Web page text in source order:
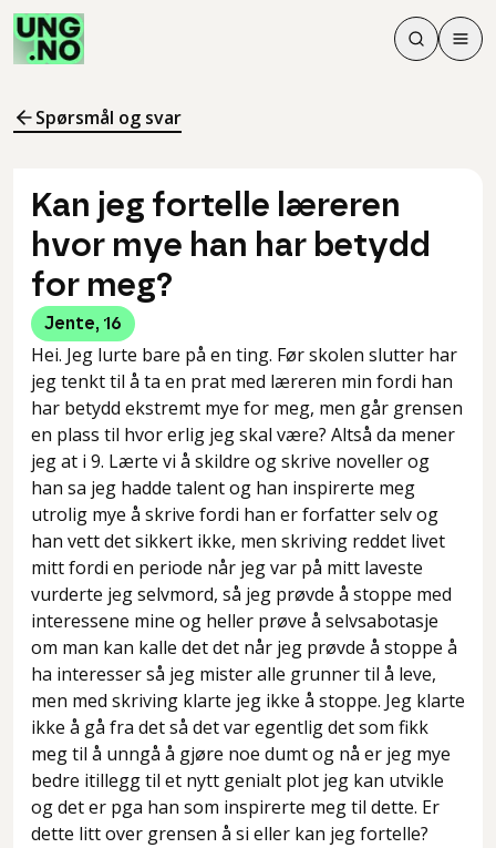
Søk
Søk
Meny
Spørsmål og svar
Kan jeg fortelle læreren
hvor mye han har betydd
for meg?
Jente, 16
Hei. Jeg lurte bare på en ting. Før skolen slutter har
jeg tenkt til å ta en prat med læreren min fordi han
har betydd ekstremt mye for meg, men går grensen
en plass til hvor erlig jeg skal være? Altså da mener
jeg at i 9. Lærte vi å skildre og skrive noveller og
han sa jeg hadde talent og han inspirerte meg
utrolig mye å skrive fordi han er forfatter selv og
han vett det sikkert ikke, men skriving reddet livet
mitt fordi en periode når jeg var på mitt laveste
vurderte jeg selvmord, så jeg prøvde å stoppe med
interessene mine og heller prøve å selvsabotasje
om man kan kalle det det når jeg prøvde å stoppe å
ha interesser så jeg mister alle grunner til å leve,
men med skriving klarte jeg ikke å stoppe. Jeg klarte
ikke å gå fra det så det var egentlig det som fikk
meg til å unngå å gjøre noe dumt og nå er jeg mye
bedre itillegg til et nytt genialt plot jeg kan utvikle
og det er pga han som inspirerte meg til dette. Er
dette litt over grensen å si eller kan jeg fortelle?